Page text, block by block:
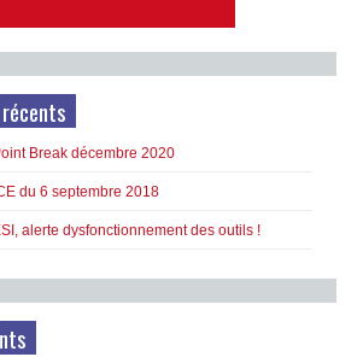
Break décembre 2020
du 6 septembre 2018
alerte dysfonctionnement des outils !